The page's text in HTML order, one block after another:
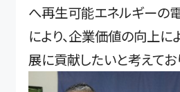
へ再生可能エネルギーの
により、企業価値の向上
展に貢献したいと考えてお